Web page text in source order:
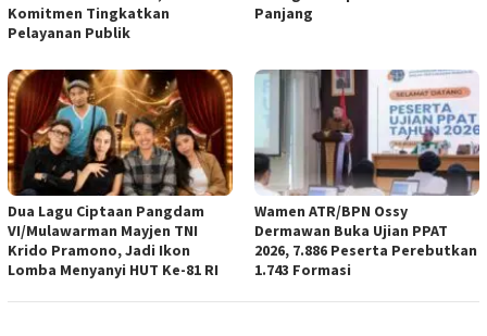
Komitmen Tingkatkan
Pelayanan Publik
Panjang
Dua Lagu Ciptaan Pangdam
VI/Mulawarman Mayjen TNI
Krido Pramono, Jadi Ikon
Lomba Menyanyi HUT Ke-81 RI
Wamen ATR/BPN Ossy
Dermawan Buka Ujian PPAT
2026, 7.886 Peserta Perebutkan
1.743 Formasi